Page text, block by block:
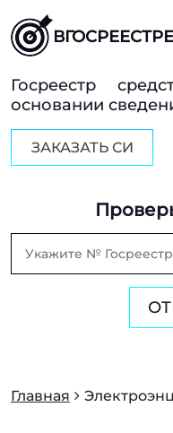
ВГОСРЕЕСТРЕ
Госреестр
основании
ЗАКАЗАТЬ СИ
Главная